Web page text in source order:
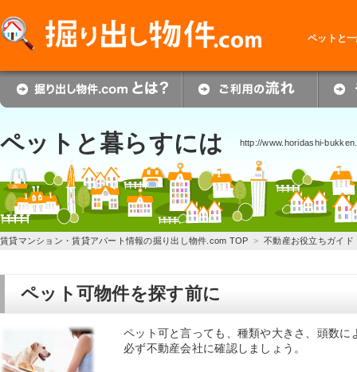
ペットと
ペットと暮らすには http://www.horidashi-
賃貸マンション・賃貸アパート情報の掘り出し物件.com TOP >不動産お役立ちガイド
ペット可物件を探す前に
ペット可と言っても、種類や大きさ、頭数
必ず不動産会社に確認しましょう。